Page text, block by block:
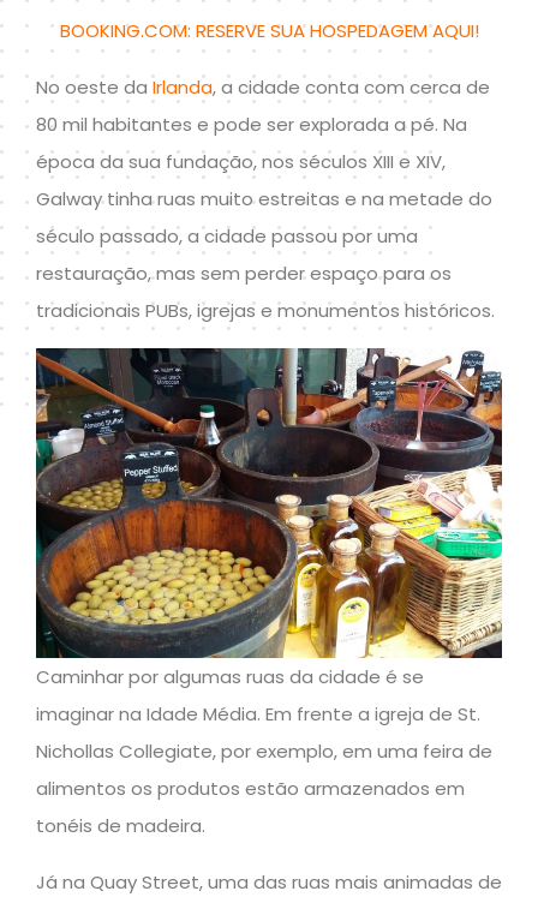
BOOKING.COM: RESERVE SUA HOSPEDAGEM AQUI!
No oeste da Irlanda, a cidade conta com cerca de
80 mil habitantes e pode ser explorada a pé. Na
época da sua fundação, nos séculos XIII e XIV,
Galway tinha ruas muito estreitas e na metade do
século passado, a cidade passou por uma
restauração, mas sem perder espaço para os
tradicionais PUBs, igrejas e monumentos históricos.
Caminhar por algumas ruas da cidade é se
imaginar na Idade Média. Em frente a igreja de St.
Nichollas Collegiate, por exemplo, em uma feira de
alimentos os produtos estão armazenados em
tonéis de madeira.
Já na Quay Street, uma das ruas mais animadas de